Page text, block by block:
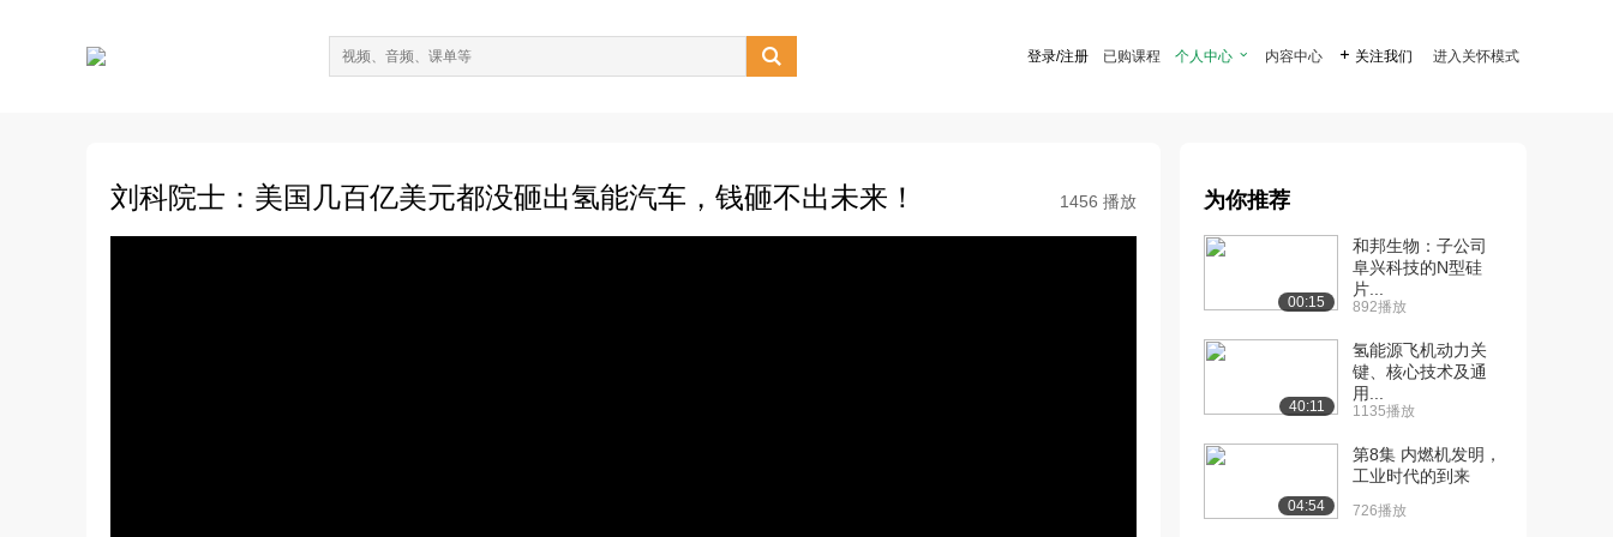
 登录/注册 已购课程 个人中心  内容中心  关注我们 进入关怀模式
刘科院士：美国几百亿美元都没砸出氢能汽车，钱砸不出未来！ 1456 播放 为你推荐
00:15
和邦生物：子公司
阜兴科技的N型硅
片...
892播放
40:11
氢能源飞机动力关
键、核心技术及通
用...
1135播放
04:54
第8集 内燃机发明，
工业时代的到来
726播放